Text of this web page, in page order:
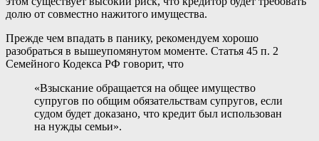
долю от совместно нажитого имущества.
Прежде чем впадать в панику, рекомендуем хорошо
разобраться в вышеупомянутом моменте. Статья 45 п. 2
Семейного Кодекса РФ говорит, что
«Взыскание обращается на общее имущество
супругов по общим обязательствам супругов, если
судом будет доказано, что кредит был использован
на нужды семьи».